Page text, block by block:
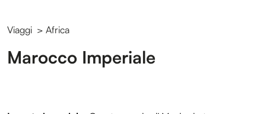
Viaggi > Africa
Marocco Imperiale